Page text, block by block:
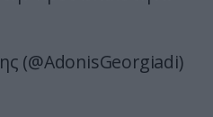
(@AdonisGeorgiadi)